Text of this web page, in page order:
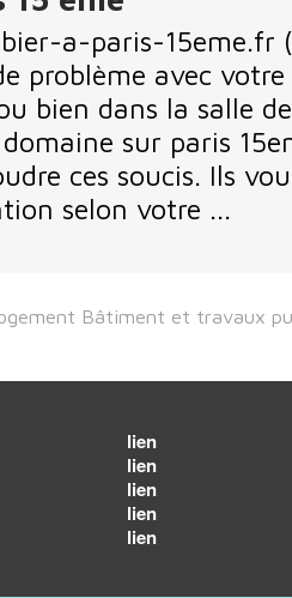
a-paris-15eme.fr
problème avec
bien dans la salle
sur paris
ces soucis. Ils
selon votre ...
Bâtiment et travaux
lien
lien
lien
lien
lien